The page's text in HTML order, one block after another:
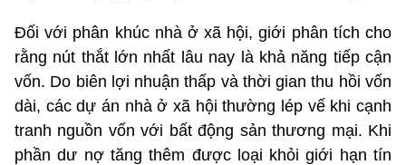
Đối với phân khúc nhà ở xã hội, giới phân tích cho
rằng nút thắt lớn nhất lâu nay là khả năng tiếp cận
vốn. Do biên lợi nhuận thấp và thời gian thu hồi vốn
dài, các dự án nhà ở xã hội thường lép vế khi cạnh
tranh nguồn vốn với bất động sản thương mại. Khi
phần dư nợ tăng thêm được loại khỏi giới hạn tín